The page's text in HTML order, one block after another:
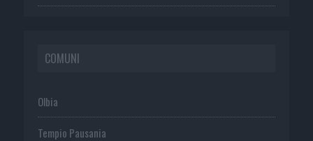
COMUNI
Olbia
Tempio Pausania